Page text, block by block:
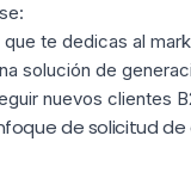
que te dedicas al
solución de
nuevos clientes
de solicitud